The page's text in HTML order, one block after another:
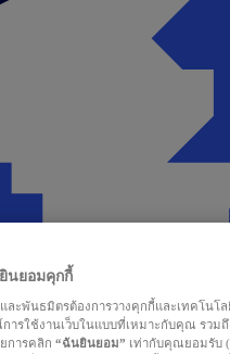
นยอมคุกกี้
และพันธมิตรต้องการวางคุกกี้และเทคโ
ารใช้งานเว็บในแบบที่เหมาะกับคุณ รวมถึ
การคลิก “ฉันยินยอม” เท่ากับคุณยอมรับ